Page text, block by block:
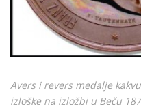
Avers i revers medalje
izloške na izložbi u Beču